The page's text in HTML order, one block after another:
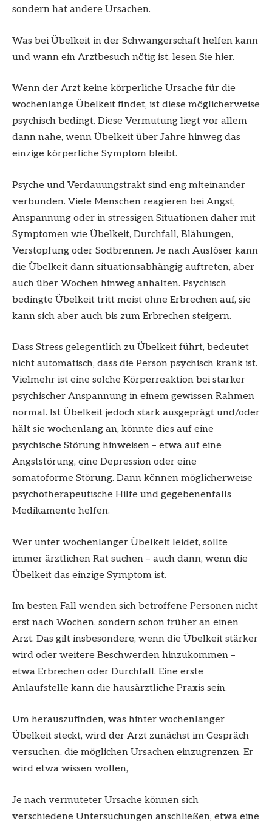
sondern hat andere Ursachen.
Was bei Übelkeit in der Schwangerschaft helfen kann
und wann ein Arztbesuch nötig ist, lesen Sie hier.
Wenn der Arzt keine körperliche Ursache für die
wochenlange Übelkeit findet, ist diese möglicherweise
psychisch bedingt. Diese Vermutung liegt vor allem
dann nahe, wenn Übelkeit über Jahre hinweg das
einzige körperliche Symptom bleibt.
Psyche und Verdauungstrakt sind eng miteinander
verbunden. Viele Menschen reagieren bei Angst,
Anspannung oder in stressigen Situationen daher mit
Symptomen wie Übelkeit, Durchfall, Blähungen,
Verstopfung oder Sodbrennen. Je nach Auslöser kann
die Übelkeit dann situationsabhängig auftreten, aber
auch über Wochen hinweg anhalten. Psychisch
bedingte Übelkeit tritt meist ohne Erbrechen auf, sie
kann sich aber auch bis zum Erbrechen steigern.
Dass Stress gelegentlich zu Übelkeit führt, bedeutet
nicht automatisch, dass die Person psychisch krank ist.
Vielmehr ist eine solche Körperreaktion bei starker
psychischer Anspannung in einem gewissen Rahmen
normal. Ist Übelkeit jedoch stark ausgeprägt und/oder
hält sie wochenlang an, könnte dies auf eine
psychische Störung hinweisen – etwa auf eine
Angststörung, eine Depression oder eine
somatoforme Störung. Dann können möglicherweise
psychotherapeutische Hilfe und gegebenenfalls
Medikamente helfen.
Wer unter wochenlanger Übelkeit leidet, sollte
immer ärztlichen Rat suchen – auch dann, wenn die
Übelkeit das einzige Symptom ist.
Im besten Fall wenden sich betroffene Personen nicht
erst nach Wochen, sondern schon früher an einen
Arzt. Das gilt insbesondere, wenn die Übelkeit stärker
wird oder weitere Beschwerden hinzukommen –
etwa Erbrechen oder Durchfall. Eine erste
Anlaufstelle kann die hausärztliche Praxis sein.
Um herauszufinden, was hinter wochenlanger
Übelkeit steckt, wird der Arzt zunächst im Gespräch
versuchen, die möglichen Ursachen einzugrenzen. Er
wird etwa wissen wollen,
Je nach vermuteter Ursache können sich
verschiedene Untersuchungen anschließen, etwa eine